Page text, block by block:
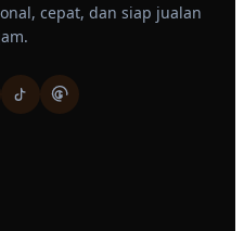
cepat, dan siap jualan